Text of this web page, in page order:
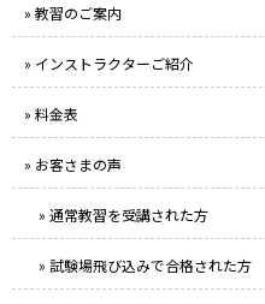
» 教習のご案内
» インストラクターご紹介
» 料金表
» お客さまの声
» 通常教習を受講された方
» 試験場飛び込みで合格された方